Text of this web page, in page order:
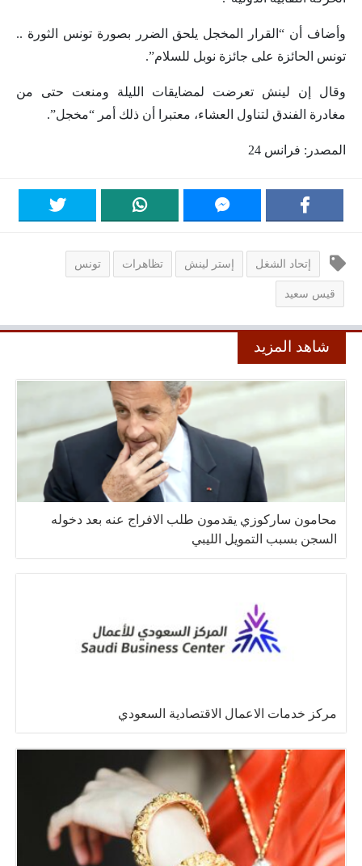
وأضاف أن “القرار المخجل يلحق الضرر بصورة تونس الثورة ..
تونس الحائزة على جائزة نوبل للسلام”.
وقال إن لينش تعرضت لمضايقات الليلة ومنعت حتى من
مغادرة الفندق لتناول العشاء، معتبرا أن ذلك أمر “مخجل”.
المصدر: فرانس 24
إتحاد الشغل إستر لينش تظاهرات تونس
قيس سعيد
شاهد المزيد
محامون ساركوزي يقدمون طلب الافراج عنه بعد دخوله
السجن بسبب التمويل الليبي
مركز خدمات الاعمال الاقتصادية السعودي